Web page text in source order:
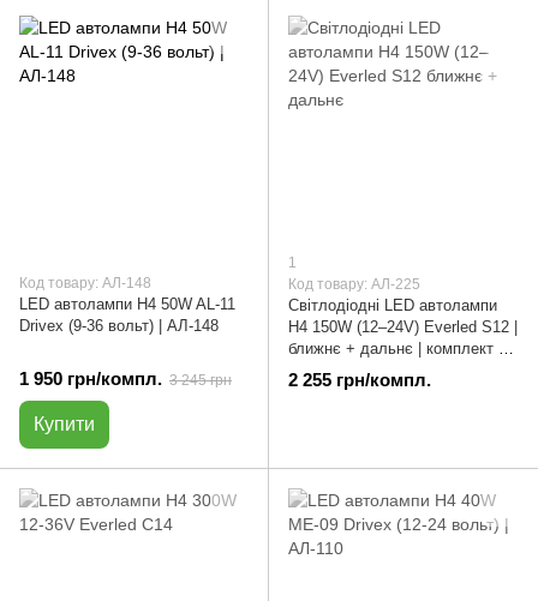
Код товару: АЛ-148
LED автолампи H4 50W AL-11
Drivex (9-36 вольт) | АЛ-148
1 950 грн/компл. 3 245 грн
Купити
1
Код товару: АЛ-225
Світлодіодні LED автолампи
H4 150W (12–24V) Everled S12 |
ближнє + дальнє | комплект 2
шт | АЛ-225
2 255 грн/компл.